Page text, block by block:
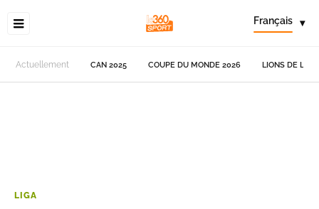
Français ▾
Actuellement CAN 2025 COUPE DU MONDE 2026 LIONS DE
LIGA